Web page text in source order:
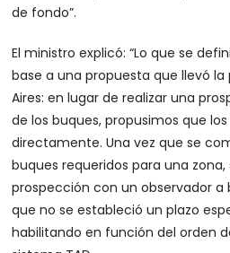
de fondo”.
El ministro explicó: “Lo que se
base a una propuesta que llevó la
Aires: en lugar de realizar una
de los buques, propusimos que
directamente. Una vez que se
buques requeridos para una
prospección con un observador a
que no se estableció un plazo
habilitando en función del orden